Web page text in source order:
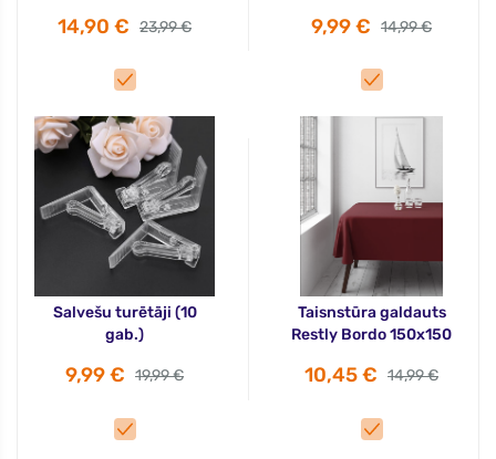
14,90 € 23,99 € 9,99 € 14,99 €
Salvešu turētāji (10
gab.)
9,99 € 19,99 €
Taisnstūra galdauts
Restly Bordo 150x150
10,45 € 14,99 €